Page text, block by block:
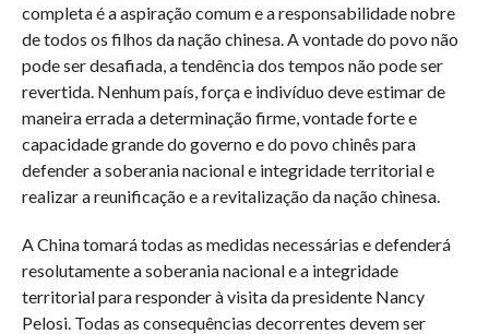
completa é a aspiração comum e a responsabilidade nobre
de todos os filhos da nação chinesa. A vontade do povo não
pode ser desafiada, a tendência dos tempos não pode ser
revertida. Nenhum país, força e indivíduo deve estimar de
maneira errada a determinação firme, vontade forte e
capacidade grande do governo e do povo chinês para
defender a soberania nacional e integridade territorial e
realizar a reunificação e a revitalização da nação chinesa.
A China tomará todas as medidas necessárias e defenderá
resolutamente a soberania nacional e a integridade
territorial para responder à visita da presidente Nancy
Pelosi. Todas as consequências decorrentes devem ser